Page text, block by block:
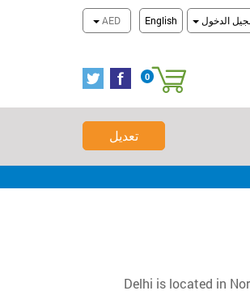
الدخول English
AED
سلة التسوق0
تعديل
Delhi is located in